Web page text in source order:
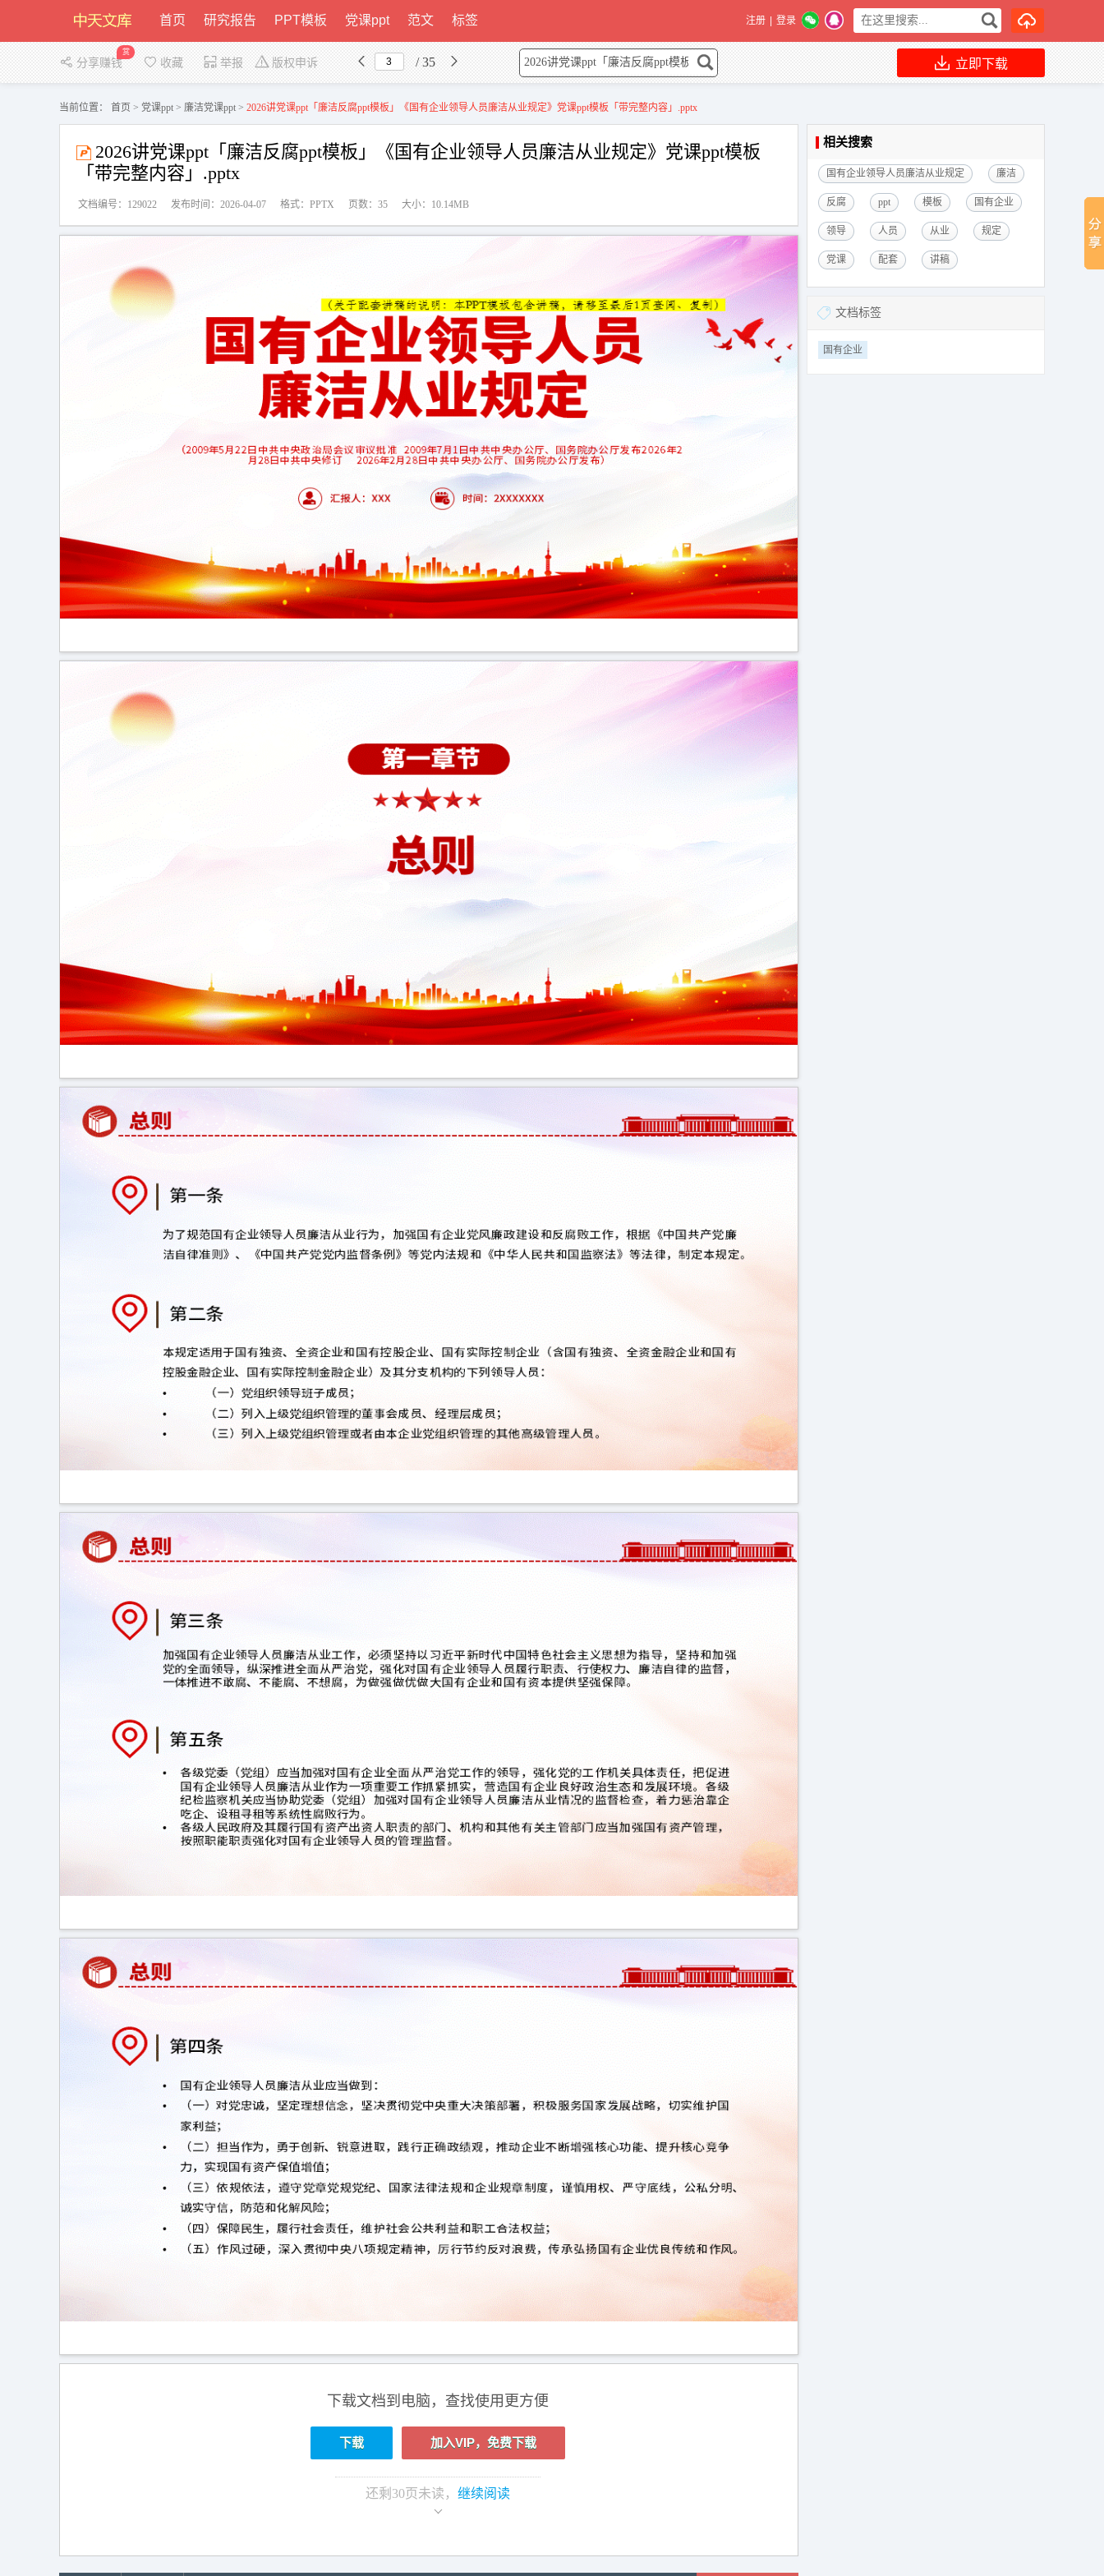
首页 研究报告 PPT模板 党课ppt 范文 标签 注册 登录
分享赚钱
赏
收藏 举报 版权申诉 / 35 立即下载
当前位置： 首页 > 党课ppt > 廉洁党课ppt > 2026讲党课ppt「廉洁反腐ppt模板」《国有企业领导人员廉洁从业规定》党课ppt模板「带完整内容」.pptx
2026讲党课ppt「廉洁反腐ppt模板」《国有企业领导人员廉洁从业规定》党课ppt模板
「带完整内容」.pptx
文档编号：129022 发布时间：2026-04-07 格式：PPTX 页数：35 大小：10.14MB
下载文档到电脑，查找使用更方便
下载 加入VIP，免费下载
还剩 30页未读， 继续阅读
相关搜索
国有企业领导人员廉洁从业规定 廉洁
反腐 ppt 模板 国有企业
领导 人员 从业 规定
党课 配套 讲稿
文档标签
国有企业